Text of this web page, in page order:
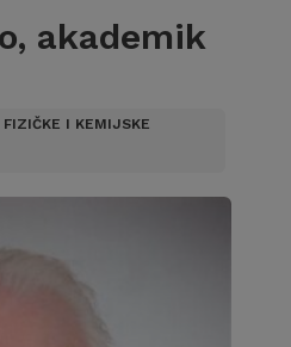
akademik
I KEMIJSKE